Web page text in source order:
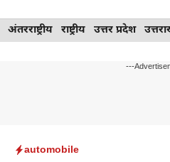
Skip
to
अंतरराष्ट्रीय राष्ट्रीय उत्तर प्रदेश
---
automobile